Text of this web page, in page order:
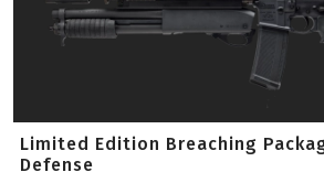
Limited Edition Breaching
Defense